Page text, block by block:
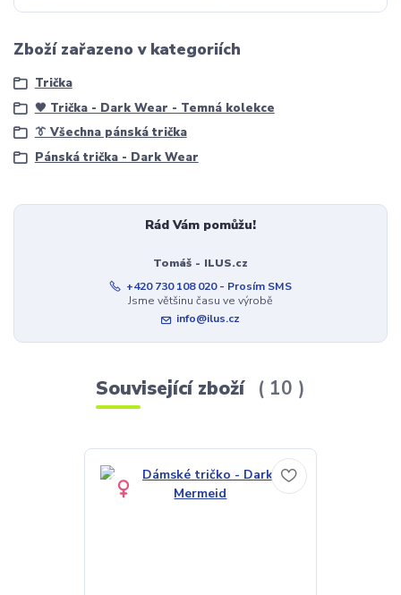
Zboží zařazeno v kategoriích
Trička
🖤 Trička - Dark Wear - Temná kolekce
👔 Všechna pánská trička
Pánská trička - Dark Wear
Rád Vám pomůžu!
Tomáš - ILUS.cz
+420 730 108 020 - Prosím SMS
Jsme většinu času ve výrobě
info@ilus.cz
Související zboží 10